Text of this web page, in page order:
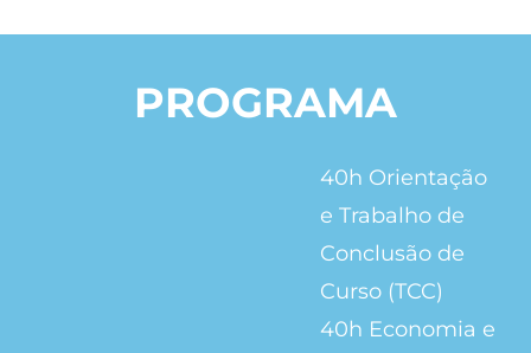
PROGRAMA
40h Orientação
e Trabalho de
Conclusão de
Curso (TCC)
40h Economia e